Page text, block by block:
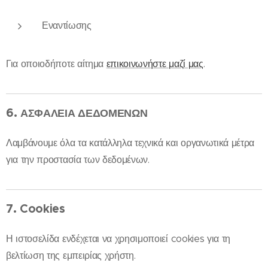
Εναντίωσης
Για οποιοδήποτε αίτημα επικοινωνήστε μαζί μας.
6.ΑΣΦΑΛΕΙΑ ΔΕΔΟΜΕΝΩΝ
Λαμβάνουμε όλα τα κατάλληλα τεχνικά και οργανωτικά μέτρα
για την προστασία των δεδομένων.
7. Cookies
Η ιστοσελίδα ενδέχεται να χρησιμοποιεί cookies για τη
βελτίωση της εμπειρίας χρήστη.